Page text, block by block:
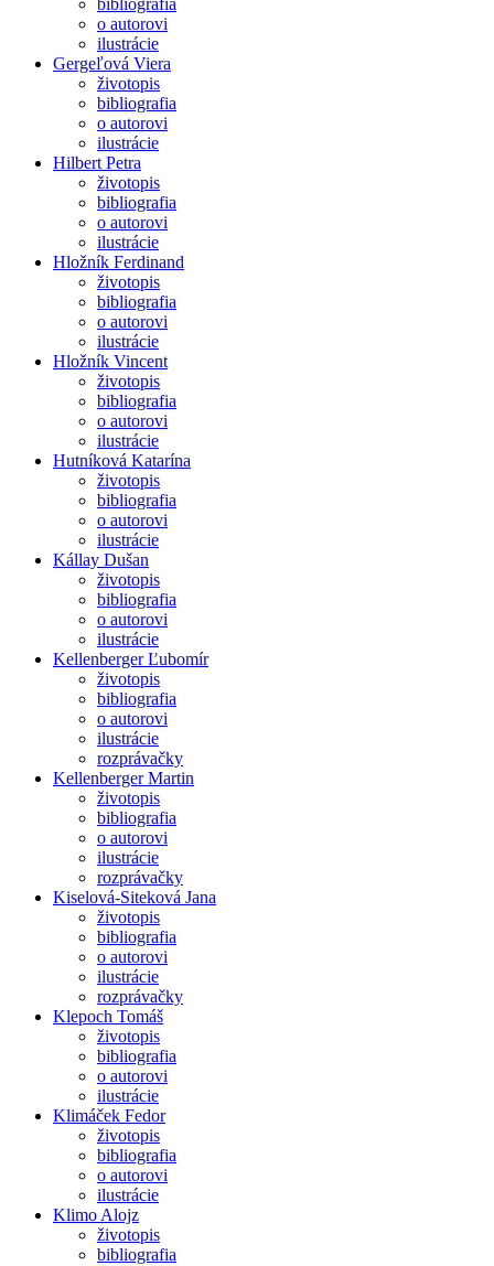
bibliografia
o autorovi
ilustrácie
Gergeľová Viera
životopis
bibliografia
o autorovi
ilustrácie
Hilbert Petra
životopis
bibliografia
o autorovi
ilustrácie
Hložník Ferdinand
životopis
bibliografia
o autorovi
ilustrácie
Hložník Vincent
životopis
bibliografia
o autorovi
ilustrácie
Hutníková Katarína
životopis
bibliografia
o autorovi
ilustrácie
Kállay Dušan
životopis
bibliografia
o autorovi
ilustrácie
Kellenberger Ľubomír
životopis
bibliografia
o autorovi
ilustrácie
rozprávačky
Kellenberger Martin
životopis
bibliografia
o autorovi
ilustrácie
rozprávačky
Kiselová-Siteková Jana
životopis
bibliografia
o autorovi
ilustrácie
rozprávačky
Klepoch Tomáš
životopis
bibliografia
o autorovi
ilustrácie
Klimáček Fedor
životopis
bibliografia
o autorovi
ilustrácie
Klimo Alojz
životopis
bibliografia